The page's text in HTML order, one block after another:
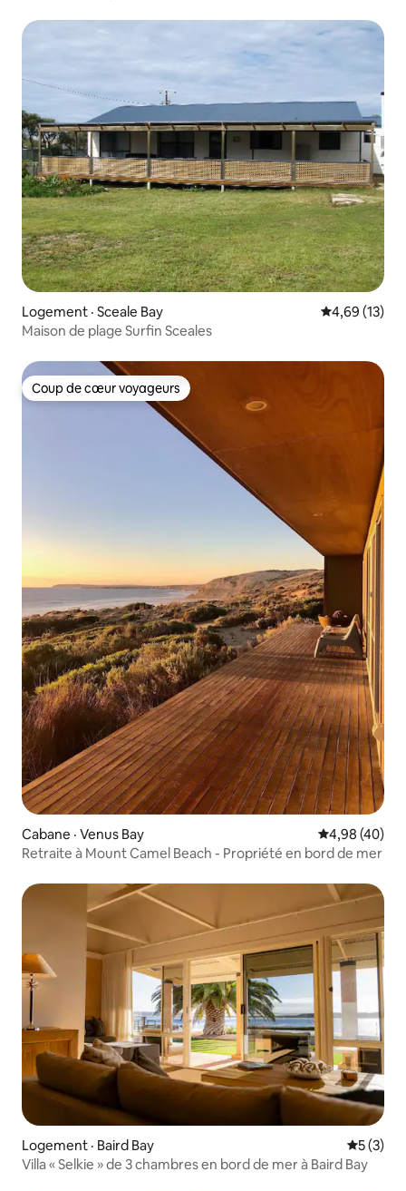
Logement · Sceale Bay Note
4,69 (13)
Maison de plage Surfin Sceales
Coup de cœur voyageurs
Coup de cœur voyageurs
Cabane · Venus Bay Note
4,98 (40)
Retraite à Mount Camel Beach - Propriété en bord de mer
Logement · Baird Bay Note
5 (3)
Villa « Selkie » de 3 chambres en bord de mer à Baird Bay